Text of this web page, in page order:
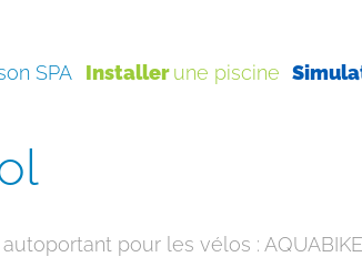
SPA Installerune piscine
pour les vélos : AQUABIKE